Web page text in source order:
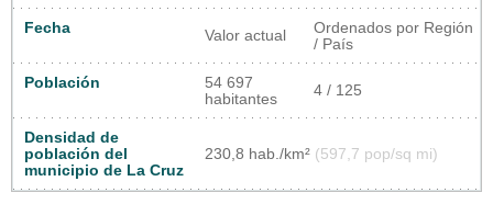
Fecha Valor actual
Ordenados por Región
/ País
Población
54 697
habitantes
4 / 125
Densidad de
población del
municipio de La Cruz
230,8 hab./km² (597,7 pop/sq mi)